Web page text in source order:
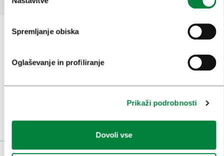
Spremljanje obiska
Oglaševanje in profiliranje
Prikaži podrobnosti
Dovoli vse
Prijavi se na
Ali nam sledi na: